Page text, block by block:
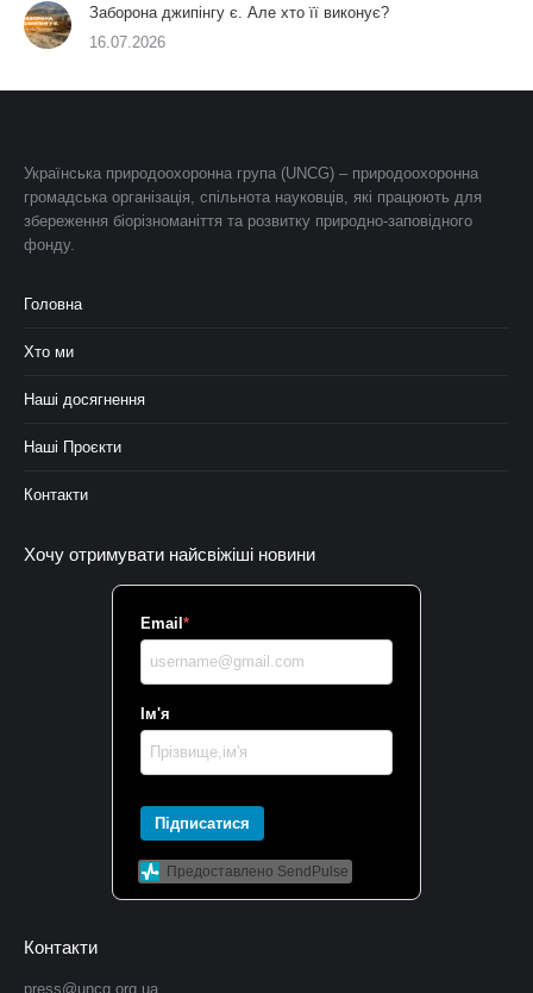
Заборона джипінгу є. Але хто її виконує?
16.07.2026
Українська природоохоронна група (UNCG) – природоохоронна
громадська організація, спільнота науковців, які працюють для
збереження біорізноманіття та розвитку природно-заповідного
фонду.
Головна
Хто ми
Наші досягнення
Наші Проєкти
Контакти
Хочу отримувати найсвіжіші новини
Email *
Ім'я
Підписатися
Предоставлено SendPulse
Контакти
press@uncg.org.ua